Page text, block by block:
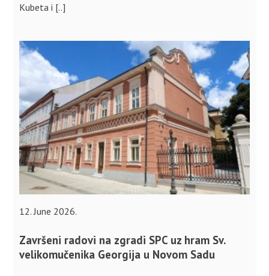
Kubeta i [..]
12. June 2026.
Završeni radovi na zgradi SPC uz hram Sv.
velikomučenika Georgija u Novom Sadu